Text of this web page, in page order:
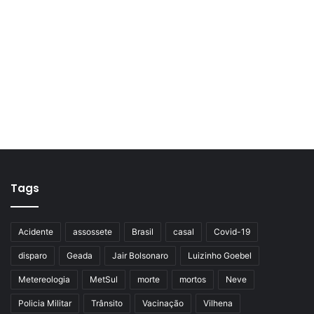
Tags
Acidente assossete Brasil casal Covid-19
disparo Geada Jair Bolsonaro Luizinho Goebel
Metereologia MetSul morte mortos Neve
Policia Militar Trânsito Vacinação Vilhena